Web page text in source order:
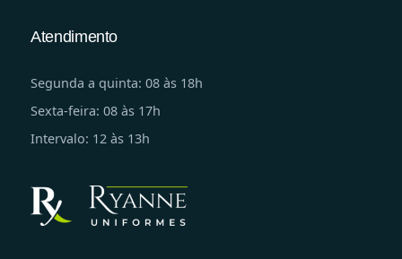
Atendimento
Segunda a quinta: 08 às 18h
Sexta-feira: 08 às 17h
Intervalo: 12 às 13h